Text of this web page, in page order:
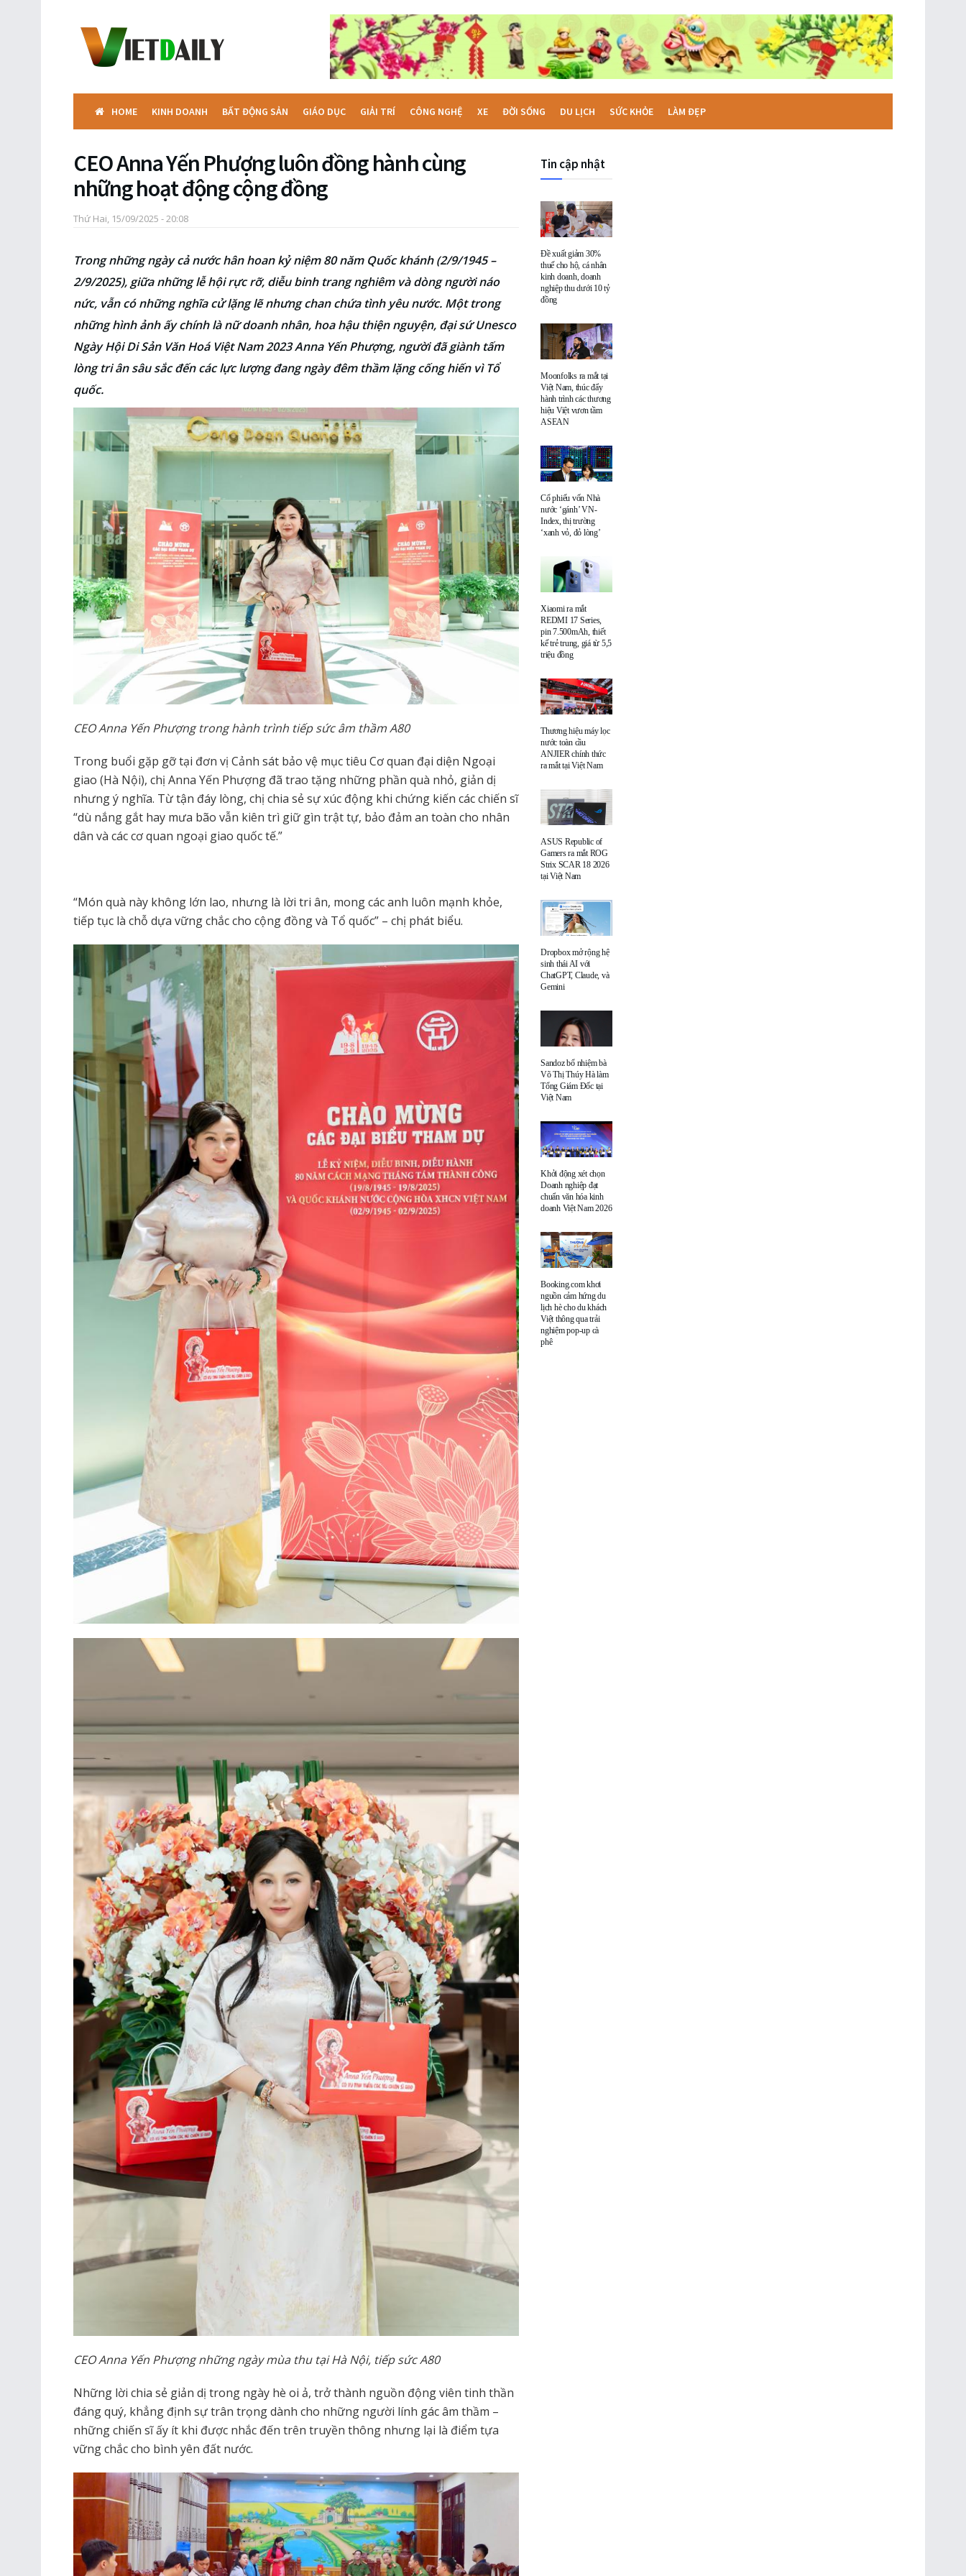
HOME KINH DOANH BẤT ĐỘNG SẢN GIÁO DỤC GIẢI TRÍ CÔNG NGHỆ XE ĐỜI SỐNG DU LỊCH SỨC KHỎE LÀM ĐẸP
CEO Anna Yến Phượng luôn đồng hành cùng
những hoạt động cộng đồng
Thứ Hai, 15/09/2025 - 20:08
Trong những ngày cả nước hân hoan kỷ niệm 80 năm Quốc khánh (2/9/1945 –
2/9/2025), giữa những lễ hội rực rỡ, diễu binh trang nghiêm và dòng người náo
nức, vẫn có những nghĩa cử lặng lẽ nhưng chan chứa tình yêu nước. Một trong
những hình ảnh ấy chính là nữ doanh nhân, hoa hậu thiện nguyện, đại sứ Unesco
Ngày Hội Di Sản Văn Hoá Việt Nam 2023 Anna Yến Phượng, người đã giành tấm
lòng tri ân sâu sắc đến các lực lượng đang ngày đêm thầm lặng cống hiến vì Tổ
quốc.
CEO Anna Yến Phượng trong hành trình tiếp sức âm thầm A80
Trong buổi gặp gỡ tại đơn vị Cảnh sát bảo vệ mục tiêu Cơ quan đại diện Ngoại
giao (Hà Nội), chị Anna Yến Phượng đã trao tặng những phần quà nhỏ, giản dị
nhưng ý nghĩa. Từ tận đáy lòng, chị chia sẻ sự xúc động khi chứng kiến các chiến sĩ
“dù nắng gắt hay mưa bão vẫn kiên trì giữ gìn trật tự, bảo đảm an toàn cho nhân
dân và các cơ quan ngoại giao quốc tế.”
“Món quà này không lớn lao, nhưng là lời tri ân, mong các anh luôn mạnh khỏe,
tiếp tục là chỗ dựa vững chắc cho cộng đồng và Tổ quốc” – chị phát biểu.
CEO Anna Yến Phượng những ngày mùa thu tại Hà Nội, tiếp sức A80
Những lời chia sẻ giản dị trong ngày hè oi ả, trở thành nguồn động viên tinh thần
đáng quý, khẳng định sự trân trọng dành cho những người lính gác âm thầm –
những chiến sĩ ấy ít khi được nhắc đến trên truyền thông nhưng lại là điểm tựa
vững chắc cho bình yên đất nước.
Tin cập nhật
Đề xuất giảm 30%
thuế cho hộ, cá nhân
kinh doanh, doanh
nghiệp thu dưới 10 tỷ
đồng
Moonfolks ra mắt tại
Việt Nam, thúc đẩy
hành trình các thương
hiệu Việt vươn tầm
ASEAN
Cổ phiếu vốn Nhà
nước ‘gánh’ VN-
Index, thị trường
‘xanh vỏ, đỏ lòng’
Xiaomi ra mắt
REDMI 17 Series,
pin 7.500mAh, thiết
kế trẻ trung, giá từ 5,5
triệu đồng
Thương hiệu máy lọc
nước toàn cầu
ANJIER chính thức
ra mắt tại Việt Nam
ASUS Republic of
Gamers ra mắt ROG
Strix SCAR 18 2026
tại Việt Nam
Dropbox mở rộng hệ
sinh thái AI với
ChatGPT, Claude, và
Gemini
Sandoz bổ nhiệm bà
Võ Thị Thúy Hà làm
Tổng Giám Đốc tại
Việt Nam
Khởi động xét chọn
Doanh nghiệp đạt
chuẩn văn hóa kinh
doanh Việt Nam 2026
Booking.com khơi
nguồn cảm hứng du
lịch hè cho du khách
Việt thông qua trải
nghiệm pop-up cà
phê